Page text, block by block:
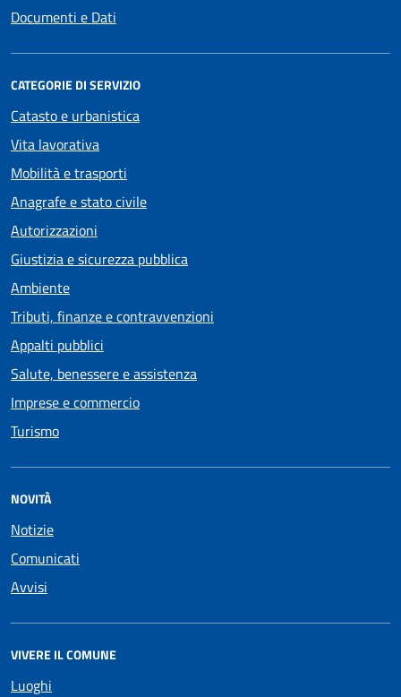
Documenti e Dati
CATEGORIE DI SERVIZIO
Catasto e urbanistica
Vita lavorativa
Mobilità e trasporti
Anagrafe e stato civile
Autorizzazioni
Giustizia e sicurezza pubblica
Ambiente
Tributi, finanze e contravvenzioni
Appalti pubblici
Salute, benessere e assistenza
Imprese e commercio
Turismo
NOVITÀ
Notizie
Comunicati
Avvisi
VIVERE IL COMUNE
Luoghi